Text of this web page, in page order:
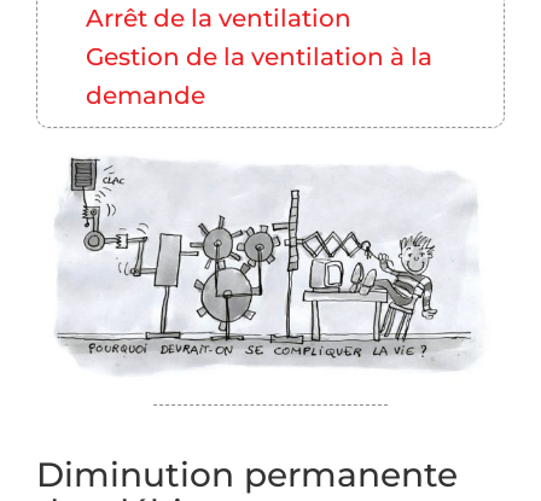
Arrêt de la ventilation
Gestion de la ventilation à la
demande
Diminution permanente